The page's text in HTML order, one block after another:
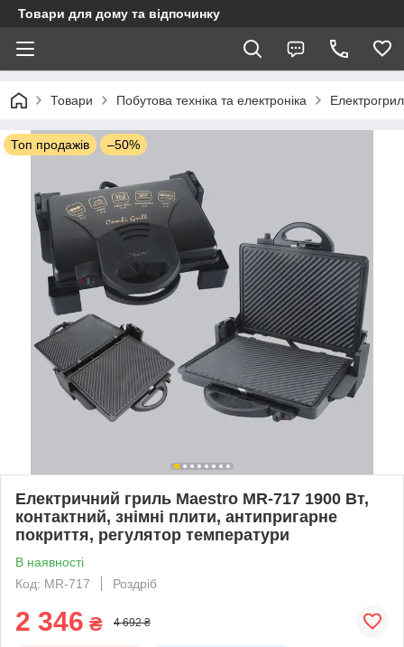
Товари для дому та відпочинку
Товари Побутова техніка та електроніка
Топ продажів –50%
Електричний гриль Maestro MR-717 1900 Вт,
контактний, знімні плити, антипригарне
покриття, регулятор температури
В наявності
Код: MR-717
Роздріб
2 346 ₴ 4 692 ₴